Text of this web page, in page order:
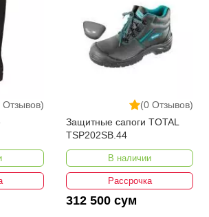
Отзывов)
(0 Отзывов)
Защитные сапоги TOTAL
TSP202SB.44
В наличии
Рассрочка
312 500 сум